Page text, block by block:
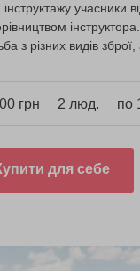
інструктажу учасники
з різних видів
грн 2 люд. по
для себе